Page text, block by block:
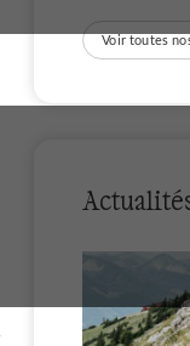
Voir toutes